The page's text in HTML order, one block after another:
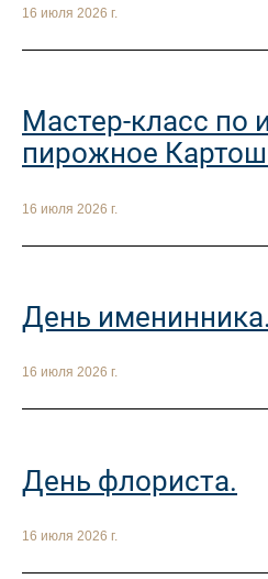
16 июля 2026 г.
Мастер-класс по
пирожное
16 июля 2026 г.
День именинника.
16 июля 2026 г.
День флориста.
16 июля 2026 г.